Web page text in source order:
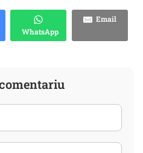
WhatsApp
Email